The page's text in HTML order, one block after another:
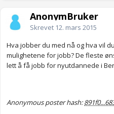
AnonymBruker
Skrevet 12. mars 2015
Hva jobber du med nå og hva vil
mulighetene for jobb? De fleste
lett å få jobb for nyutdannede i
Anonymous poster hash: